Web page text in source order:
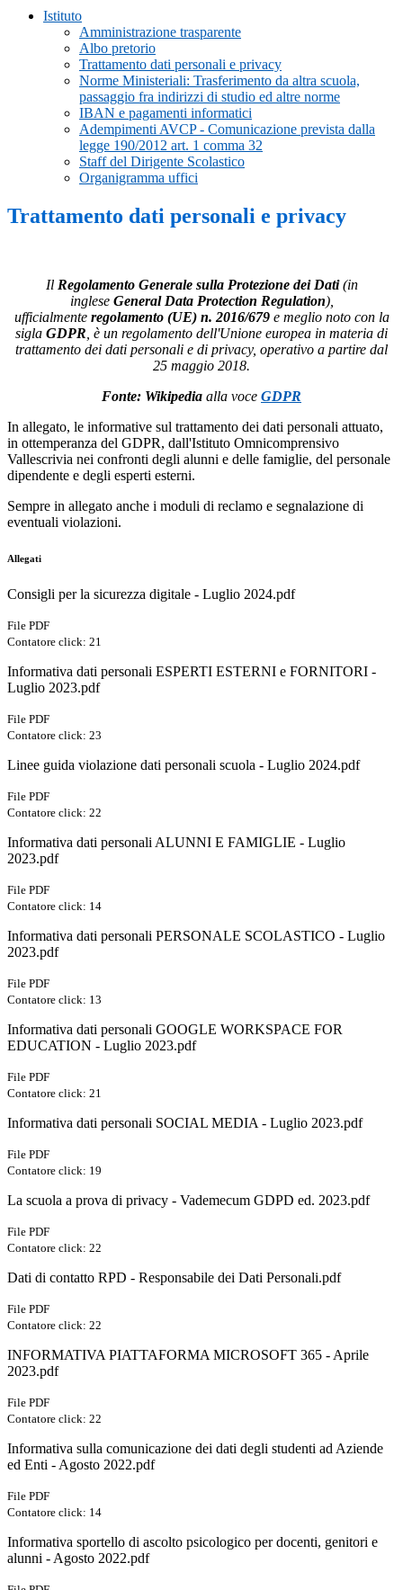
Istituto
Amministrazione trasparente
Albo pretorio
Trattamento dati personali e privacy
Norme Ministeriali: Trasferimento da altra scuola,
passaggio fra indirizzi di studio ed altre norme
IBAN e pagamenti informatici
Adempimenti AVCP - Comunicazione prevista dalla
legge 190/2012 art. 1 comma 32
Staff del Dirigente Scolastico
Organigramma uffici
Trattamento dati personali e privacy
Il Regolamento Generale sulla Protezione dei Dati(in
inglese General Data Protection Regulation),
ufficialmente regolamento (UE) n. 2016/679e meglio noto con la
sigla GDPR , è un regolamento dell'Unione europea in materia di
trattamento dei dati personali e di privacy, operativo a partire dal
25 maggio 2018.
Fonte: Wikipedia alla voce GDPR
In allegato, le informative sul trattamento dei dati personali attuato,
in ottemperanza del GDPR, dall'Istituto Omnicomprensivo
Vallescrivia nei confronti degli alunni e delle famiglie, del personale
dipendente e degli esperti esterni.
Sempre in allegato anche i moduli di reclamo e segnalazione di
eventuali violazioni.
Allegati
Consigli per la sicurezza digitale - Luglio 2024.pdf
File PDF
Contatore click: 21
Informativa dati personali ESPERTI ESTERNI e FORNITORI -
Luglio 2023.pdf
File PDF
Contatore click: 23
Linee guida violazione dati personali scuola - Luglio 2024.pdf
File PDF
Contatore click: 22
Informativa dati personali ALUNNI E FAMIGLIE - Luglio
2023.pdf
File PDF
Contatore click: 14
Informativa dati personali PERSONALE SCOLASTICO - Luglio
2023.pdf
File PDF
Contatore click: 13
Informativa dati personali GOOGLE WORKSPACE FOR
EDUCATION - Luglio 2023.pdf
File PDF
Contatore click: 21
Informativa dati personali SOCIAL MEDIA - Luglio 2023.pdf
File PDF
Contatore click: 19
La scuola a prova di privacy - Vademecum GDPD ed. 2023.pdf
File PDF
Contatore click: 22
Dati di contatto RPD - Responsabile dei Dati Personali.pdf
File PDF
Contatore click: 22
INFORMATIVA PIATTAFORMA MICROSOFT 365 - Aprile
2023.pdf
File PDF
Contatore click: 22
Informativa sulla comunicazione dei dati degli studenti ad Aziende
ed Enti - Agosto 2022.pdf
File PDF
Contatore click: 14
Informativa sportello di ascolto psicologico per docenti, genitori e
alunni - Agosto 2022.pdf